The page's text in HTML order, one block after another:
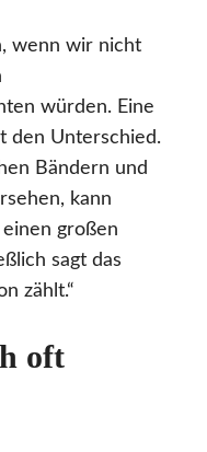
wenn wir nicht
würden. Eine
den Unterschied.
Bändern und
kann
großen
sagt das
zählt.“
oft